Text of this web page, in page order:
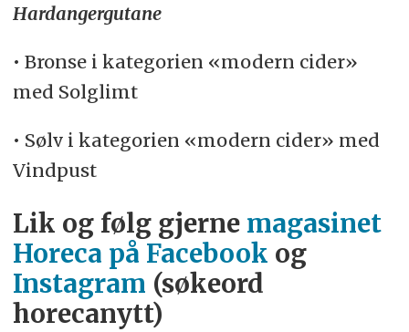
Hardangergutane
• Bronse i kategorien «modern cider»
med Solglimt
• Sølv i kategorien «modern cider» med
Vindpust
Lik og følg gjerne magasinet
Horeca på Facebook og
Instagram (søkeord
horecanytt)